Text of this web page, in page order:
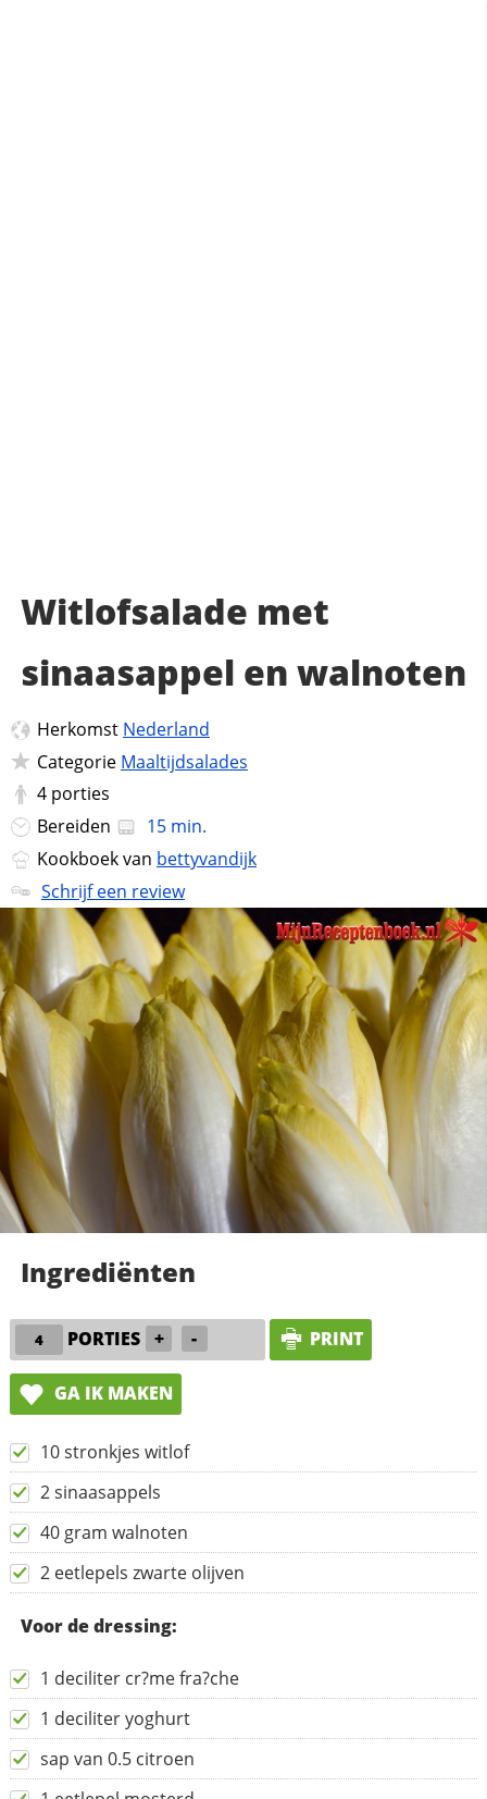
Witlofsalade met
sinaasappel en walnoten
Herkomst Nederland
Categorie Maaltijdsalades
4 porties
Bereiden
15 min.
Kookboek van bettyvandijk
Schrijf een review
Ingrediënten
PORTIES + - PRINT
GA IK MAKEN
10 stronkjes witlof
2 sinaasappels
40 gram walnoten
2 eetlepels zwarte olijven
Voor de dressing:
1 deciliter cr?me fra?che
1 deciliter yoghurt
sap van 0.5 citroen